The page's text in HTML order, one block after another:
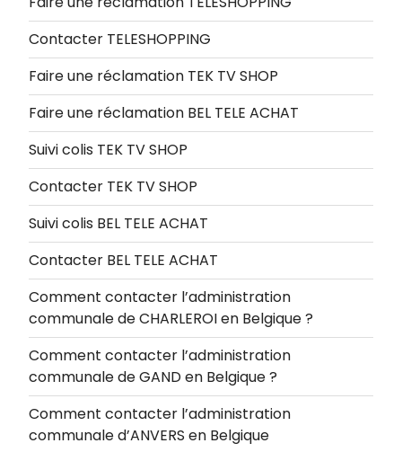
Contacter TELESHOPPING
Faire une réclamation TEK TV SHOP
Faire une réclamation BEL TELE ACHAT
Suivi colis TEK TV SHOP
Contacter TEK TV SHOP
Suivi colis BEL TELE ACHAT
Contacter BEL TELE ACHAT
Comment contacter l’administration
communale de CHARLEROI en Belgique ?
Comment contacter l’administration
communale de GAND en Belgique ?
Comment contacter l’administration
communale d’ANVERS en Belgique